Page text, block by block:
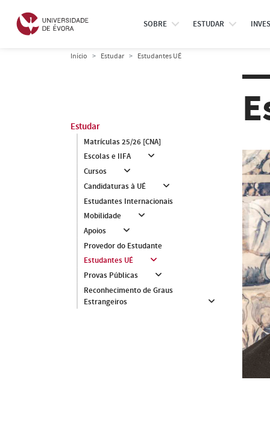
SOBRE ESTUDAR
Início Estudar Estudantes UÉ
Estudar
Matrículas 25/26 [CNA]
Escolas e IIFA
Cursos
Candidaturas à UÉ
Estudantes Internacionais
Mobilidade
Apoios
Provedor do Estudante
Estudantes UÉ
Provas Públicas
Reconhecimento de Graus
Estrangeiros